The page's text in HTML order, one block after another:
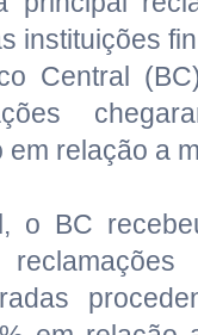
instituições
Central
em relação a
o BC